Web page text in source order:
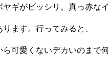
ギがビッシリ。真っ赤な
ます。行ってみると、
可愛くないデカいのまで